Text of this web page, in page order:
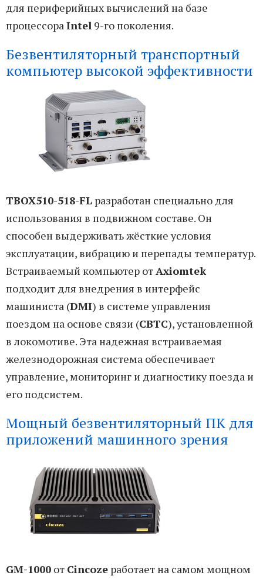
для периферийных вычислений на базе
процессораIntel 9-го поколения.
Безвентиляторный транспортный
компьютер высокой эффективности
TBOX510-518-FL разработан специально для
использования в подвижном составе. Он
способен выдерживать жёсткие условия
эксплуатации, вибрацию и перепады температур.
Встраиваемый компьютер отAxiomtek
подходит для внедрения в интерфейс
машиниста (DMI) в системе управления
поездом на основе связи (CBTC), установленной
в локомотиве. Эта надежная встраиваемая
железнодорожная система обеспечивает
управление, мониторинг и диагностику поезда и
его подсистем.
Мощный безвентиляторный ПК для
приложений машинного зрения
GM-1000 от Cincoze работает на самом мощном